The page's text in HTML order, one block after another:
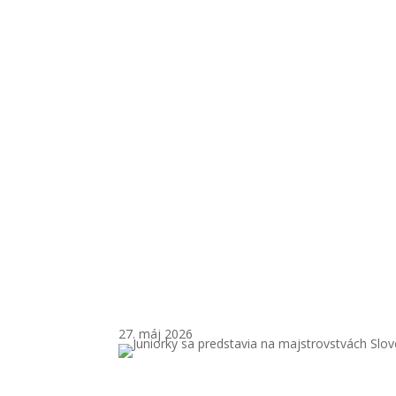
27. máj 2026